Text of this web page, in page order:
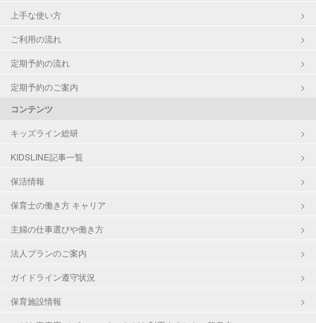
上手な使い方
ご利用の流れ
定期予約の流れ
定期予約のご案内
コンテンツ
キッズライン総研
KIDSLINE記事一覧
保活情報
保育士の働き方 キャリア
主婦の仕事選びや働き方
法人プランのご案内
ガイドライン遵守状況
保育施設情報